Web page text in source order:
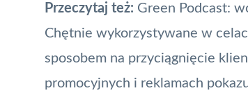
Przeczytaj też: Green Podcast:
Chętnie wykorzystywane w
sposobem na przyciągnięcie
promocyjnych i reklamach